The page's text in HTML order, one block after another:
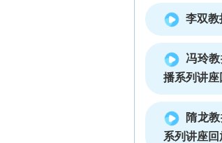
李双教
冯玲
播系列讲座
隋龙
系列讲座回